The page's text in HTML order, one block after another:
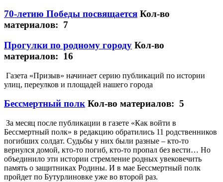
70-летию Победы посвящается Кол-во
материалов: 7
Прогулки по родному городу Кол-во
материалов: 16
Газета «Призыв» начинает серию публикаций по истории
улиц, переулков и площадей нашего города
Бессмертный полк Кол-во материалов: 5
За месяц после публикации в газете «Как войти в
Бессмертный полк» в редакцию обратились 11 родственников
погибших солдат. Судьбы у них были разные – кто-то
вернулся домой, кто-то погиб, кто-то пропал без вести… Но
объединило эти истории стремление родных увековечить
память о защитниках Родины. И в мае Бессмертный полк
пройдет по Бутурлиновке уже во второй раз.